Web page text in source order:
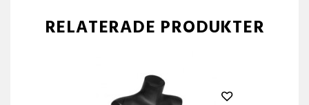
RELATERADE PRODUKTER